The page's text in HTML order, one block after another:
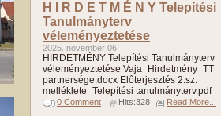
H I R D E T M É N Y Telepítési
Tanulmányterv
véleményeztetése
2025. november 06.
HIRDETMÉNY Telepítési Tanulmányterv
véleményeztetése Vaja_Hirdetmény_TT
partnersége.docx Előterjesztés 2.sz.
melléklete_Telepítési tanulmányterv.pdf
0 Comment Hits:328 Read More...